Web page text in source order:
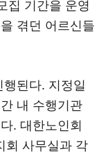
집 기간을 운영
겪던 어르신들
행된다. 지정일
내 수행기관
. 대한노인회
회 사무실과 각